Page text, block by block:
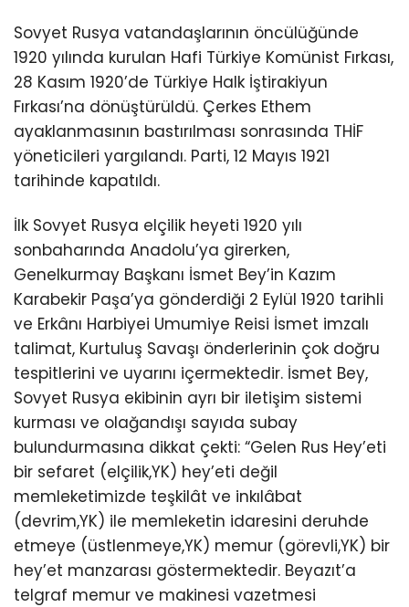
Sovyet Rusya vatandaşlarının öncülüğünde
1920 yılında kurulan Hafi Türkiye Komünist Fırkası,
28 Kasım 1920’de Türkiye Halk İştirakiyun
Fırkası’na dönüştürüldü. Çerkes Ethem
ayaklanmasının bastırılması sonrasında THİF
yöneticileri yargılandı. Parti, 12 Mayıs 1921
tarihinde kapatıldı.
İlk Sovyet Rusya elçilik heyeti 1920 yılı
sonbaharında Anadolu’ya girerken,
Genelkurmay Başkanı İsmet Bey’in Kazım
Karabekir Paşa’ya gönderdiği 2 Eylül 1920 tarihli
ve Erkânı Harbiyei Umumiye Reisi İsmet imzalı
talimat, Kurtuluş Savaşı önderlerinin çok doğru
tespitlerini ve uyarını içermektedir. İsmet Bey,
Sovyet Rusya ekibinin ayrı bir iletişim sistemi
kurması ve olağandışı sayıda subay
bulundurmasına dikkat çekti: “Gelen Rus Hey’eti
bir sefaret (elçilik,YK) hey’eti değil
memleketimizde teşkilât ve inkılâbat
(devrim,YK) ile memleketin idaresini deruhde
etmeye (üstlenmeye,YK) memur (görevli,YK) bir
hey’et manzarası göstermektedir. Beyazıt’a
telgraf memur ve makinesi vazetmesi